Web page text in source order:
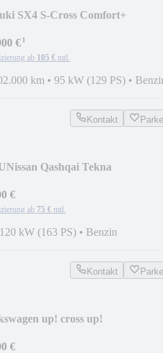
SX4 S-Cross Comfort+
€¹
ab 105 € mtl.
km • 95 kW (129 PS) •
Kontakt
Nissan Qashqai Tekna
€
ab 75 € mtl.
120 kW (163 PS) • Benzin
Kontakt
up! cross up!
€